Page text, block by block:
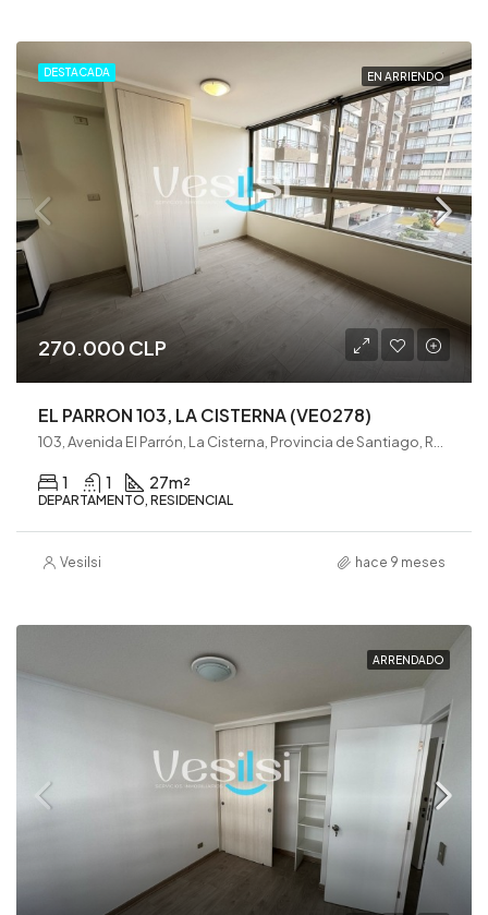
DESTACADA EN ARRIENDO
270.000 CLP
EL PARRON 103, LA CISTERNA (VE0278)
1 1 27m²
DEPARTAMENTO, RESIDENCIAL
Vesilsi hace 9 meses
ARRENDADO